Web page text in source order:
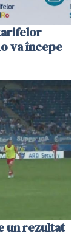
va începe
un rezultat